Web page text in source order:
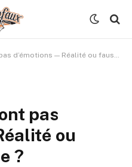
— Réalité ou fausse croyance ?
pas
ou
?